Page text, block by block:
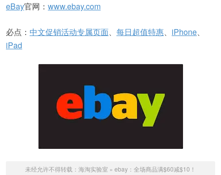
eBay官网： www.ebay.com
必点： 中文促销活动专属页面、 每日超值特惠、 iPhone、
iPad
未经允许不得转载： 海淘实验室 » ebay：全场商品满$60减$10！